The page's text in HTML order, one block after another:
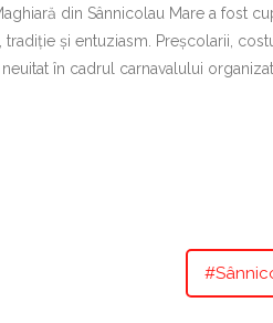
din Sânnicolau Mare a fost
și entuziasm. Preșcolarii,
în cadrul carnavalului